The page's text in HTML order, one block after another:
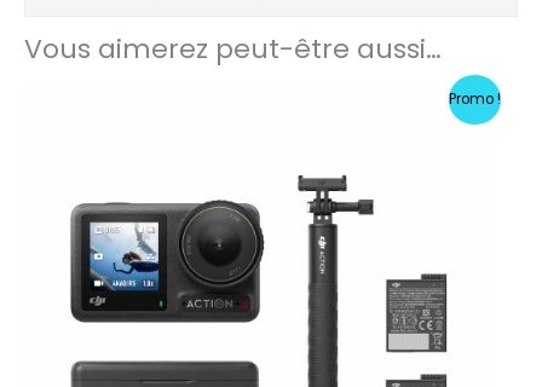
Vous aimerez peut-être aussi…
Promo !
79900 XPF.
64900 XPF.